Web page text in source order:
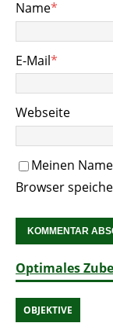
Name*
E-Mail*
Webseite
Meinen
Browser
Optimales
OBJEKTIVE